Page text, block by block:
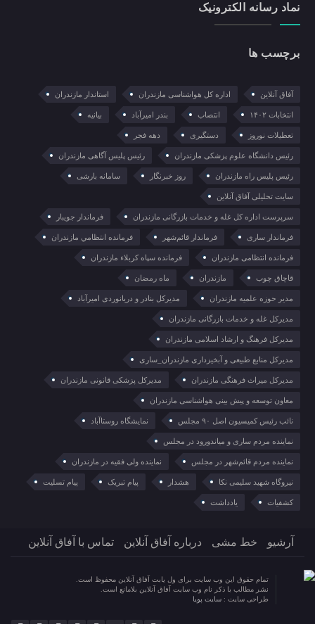
نماد رسانه الکترونیک
برچسب ها
آفاق آنلاین اداره کل هواشناسی مازندران استاندار مازندران
انتخابات ۱۴۰۲ انتصاب بندر امیرآباد بیانیه
تعطیلات نوروز دستگیری دهه فجر
رئیس دانشگاه علوم پزشکی مازندران رئیس پلیس آگاهی مازندران
رئیس پلیس راه مازندران روز خبرنگار سامانه بارشی
سایت تحلیلی آفاق آنلاین
سرپرست اداره کل غله و خدمات بازرگانی مازندران فرماندار جویبار
فرماندار ساری فرماندار قائم‌شهر فرمانده انتظامي مازندران
فرمانده انتظامی مازندران فرمانده سپاه کربلاء مازندران
قاچاق چوب مازندران ماه رمضان
مدیر حوزه علمیه مازندران مدیرکل بنادر و دریانوردی امیرآباد
مدیرکل غله و خدمات بازرگانی مازندران
مدیرکل فرهنگ و ارشاد اسلامی مازندران
مدیرکل منابع طبیعی و آبخیزداری مازندران_ساری
مدیرکل میراث فرهنگی مازندران مدیرکل پزشکی قانونی مازندران
معاون توسعه و پیش بینی هواشناسی مازندران
نائب رئیس کمیسیون اصل ۹۰ مجلس نمایشگاه روستا‌آباد
نماینده مردم ساری و میاندورود در مجلس
نماینده مردم قائم‌شهر در مجلس نماینده ولی فقیه در مازندران
نیروگاه شهید سلیمی نکا هشدار پیام تبریک پیام تسلیت
کشفیات یادداشت
آرشیو خط مشی درباره آفاق آنلاین تماس با آفاق آنلاین
تمام حقوق این وب سایت برای ول یابت آفاق آنلاین محفوظ است.
نشر مطالب با ذکر نام وب سایت آفاق آنلاین بلامانع است.
طراحی سایت : سایت پویا